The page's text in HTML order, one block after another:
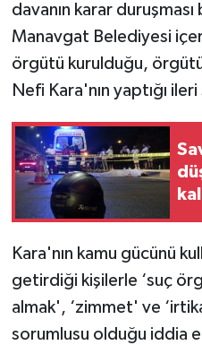
davanın karar
Manavgat Belediyesi
örgütü kurulduğu,
Nefi Kara'nın yaptığı
Kara'nın kamu gücünü
getirdiği kişilerle ‘suç
almak', ‘zimmet' ve
sorumlusu olduğu iddia